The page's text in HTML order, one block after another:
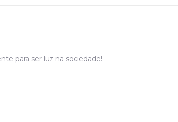
para ser luz na sociedade!